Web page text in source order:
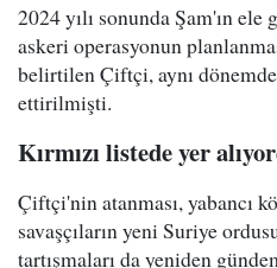
2024 yılı sonunda Şam'ın
askeri operasyonun
belirtilen Çiftçi, aynı
ettirilmişti.
Kırmızı listede yer
Çiftçi'nin atanması, yabancı
savaşçıların yeni Suriye
tartışmaları da yeniden